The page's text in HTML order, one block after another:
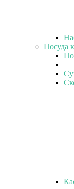
Посуда